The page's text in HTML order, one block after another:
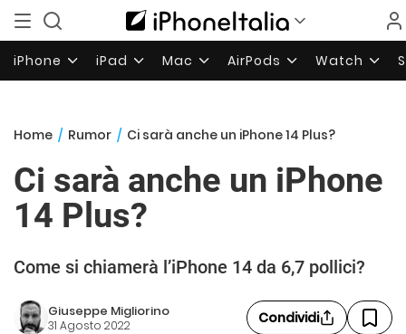
iPhone iPad Mac AirPods Watch
Home / Rumor / Ci sarà anche un iPhone 14 Plus?
Ci sarà anche un iPhone
14 Plus?
Come si chiamerà l’iPhone 14 da 6,7 pollici?
Giuseppe Migliorino
31 Agosto 2022 Condividi